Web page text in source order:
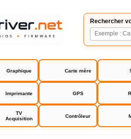
Rechercher
Graphique Carte mère
Imprimante GPS
TV
Acquisition
Contrôleur
Asrock G41M-VS3 bios drivers